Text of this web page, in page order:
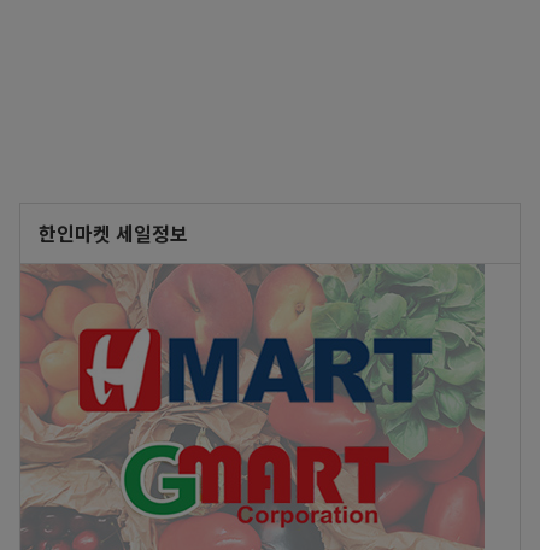
한인마켓 세일정보